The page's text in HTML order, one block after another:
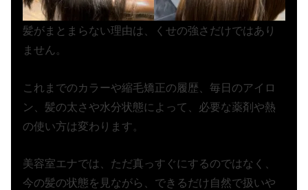
髪がまとまらない理由は、くせの強さだけではあり
ません。
これまでのカラーや縮毛矯正の履歴、毎日のアイロ
ン、髪の太さや水分状態によって、必要な薬剤や熱
の使い方は変わります。
美容室エナでは、ただ真っすぐにするのではなく、
今の髪の状態を見ながら、できるだけ自然で扱いや